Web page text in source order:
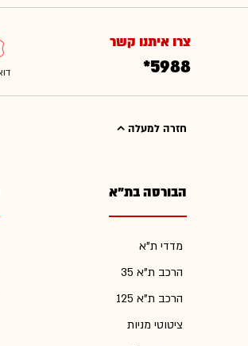
צרו איתנו קשר
*5988
חזרה למעלה
הבורסה בת"א
מדדי ת"א
הרכב ת"א 35
הרכב ת"א 125
ציטוטי מניות